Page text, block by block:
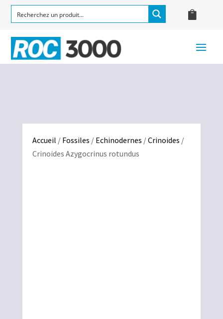
Accueil / Fossiles / Echinodernes /Crinoides /
Crinoides Azygocrinus rotundus